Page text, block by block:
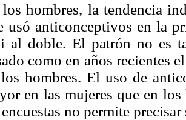
hombres, la tendencia
usó anticonceptivos en la
al doble. El patrón no es
como en años recientes
hombres. El uso de
en las mujeres que en
no permite